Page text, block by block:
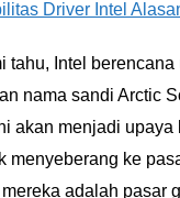
Driver Intel
tahu, Intel
nama sandi Arctic
akan menjadi upaya
menyeberang ke
adalah pasar